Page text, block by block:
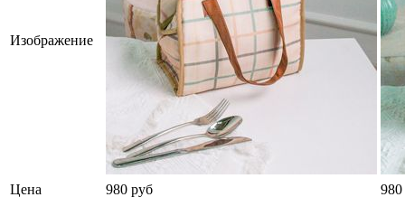
Изображение
Цена 980 руб 980